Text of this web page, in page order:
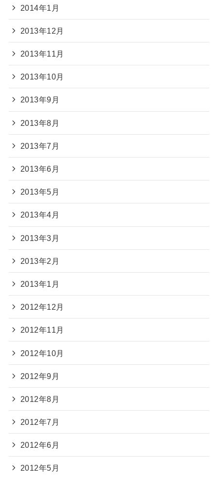
2014年1月
2013年12月
2013年11月
2013年10月
2013年9月
2013年8月
2013年7月
2013年6月
2013年5月
2013年4月
2013年3月
2013年2月
2013年1月
2012年12月
2012年11月
2012年10月
2012年9月
2012年8月
2012年7月
2012年6月
2012年5月